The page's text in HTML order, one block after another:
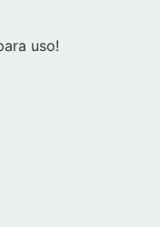
uso!